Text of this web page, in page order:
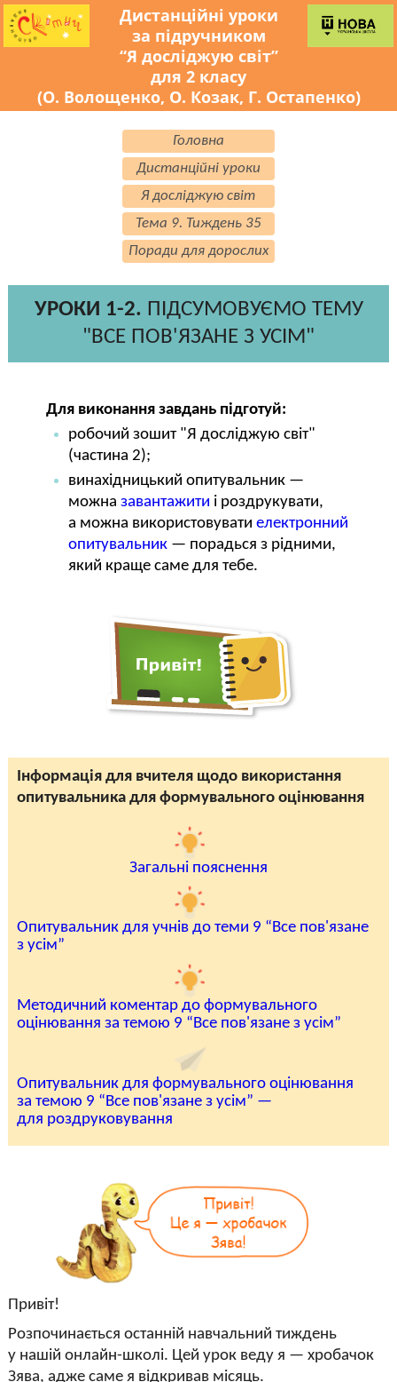
Дистанційні уроки
за підручником
“Я досліджую світ”
для 2 класу
(О. Волощенко, О. Козак, Г. Остапенко)
Головна
Дистанційні уроки
Я досліджую світ
Тема 9. Тиждень 35
Поради для дорослих
УРОКИ 1-2. ПІДСУМОВУЄМО ТЕМУ
"ВСЕ ПОВ'ЯЗАНЕ З УСІМ"
Для виконання завдань підготуй:
робочий зошит "Я досліджую світ"
(частина 2);
винахідницький опитувальник —
можна завантажити і роздрукувати,
а можна використовувати електронний
опитувальник— порадься з рідними,
який краще саме для тебе.
Інформація для вчителя щодо використання
опитувальника для формувального оцінювання
Загальні пояснення
Опитувальник для учнів до теми 9 “Все пов'язане
з усім”
Методичний коментар до формувального
оцінювання за темою 9 “Все пов'язане з усім”
Опитувальник для формувального оцінювання
за темою 9 “Все пов'язане з усім” —
для роздруковування
Привіт!
Розпочинається останній навчальний тиждень
у нашій онлайн-школі. Цей урок веду я — хробачок
Зява, адже саме я відкривав місяць.